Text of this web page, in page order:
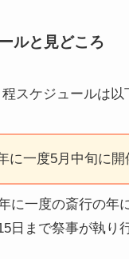
ルと見どころ
スケジュールは以
に一度5月中旬に開
に一度の斎行の年
日まで祭事が執り